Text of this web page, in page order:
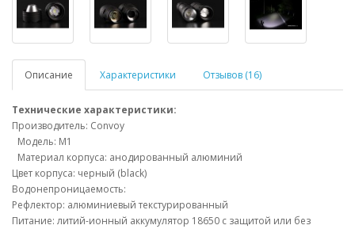
Описание Характеристики Отзывов (16)
Технические характеристики:
Производитель: Convoy
Модель: M1
Материал корпуса: анодированный алюминий
Цвет корпуса: черный (black)
Водонепроницаемость:
Рефлектор: алюминиевый текстурированный
Питание: литий-ионный аккумулятор 18650 с защитой или без